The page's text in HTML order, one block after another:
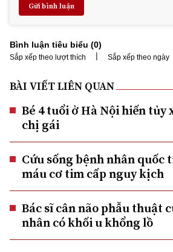
Gửi bình luận
Bình luận tiêu biểu (0)
Sắp xếp theo lượt thích | Sắp xếp theo ngày
BÀI VIẾT LIÊN QUAN
Bé 4 tuổi ở Hà Nội hiến tủy
chị gái
Cứu sống bệnh nhân quốc
máu cơ tim cấp nguy kịch
Bác sĩ cân não phẫu thuật
nhân có khối u khổng lồ